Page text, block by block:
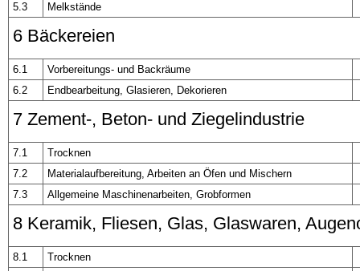
5.3
Melkstände
6 Bäckereien
6.1
Vorbereitungs- und Backräume
6.2
Endbearbeitung, Glasieren, Dekorieren
7 Zement-, Beton- und Ziegelindustrie
7.1
Trocknen
7.2
Materialaufbereitung, Arbeiten an Öfen und Mischern
7.3
Allgemeine Maschinenarbeiten, Grobformen
8 Keramik, Fliesen, Glas, Glaswaren,
8.1
Trocknen